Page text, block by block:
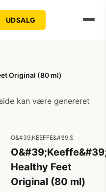
UDSALG
Original (80 ml)
kan være genereret
O&#39;KEEFFE&#39;S
Healthy Feet
Original (80 ml)